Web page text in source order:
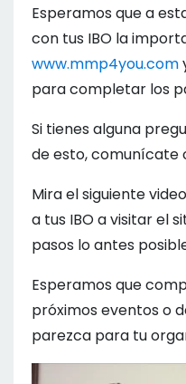
Esperamos que a
con tus IBO la
www.mmp4you.com
para completar los
Si tienes alguna
de esto, comunícate
Mira el siguiente
a tus IBO a visitar el
pasos lo antes
Esperamos que
próximos eventos o
parezca para tu